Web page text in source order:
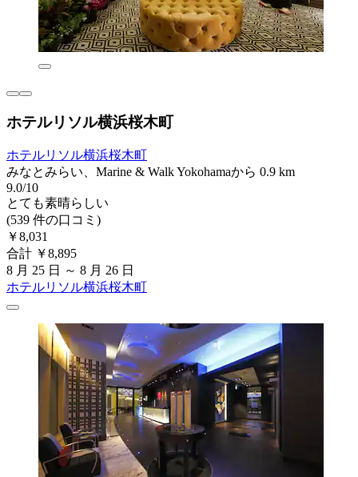
ホテルリソル横浜桜木町
ホテルリソル横浜桜木町
みなとみらい、Marine & Walk Yokohamaから 0.9 km
9.0/10
とても素晴らしい
(539 件の口コミ)
￥8,031
合計 ￥8,895
8 月 25 日 ～ 8 月 26 日
ホテルリソル横浜桜木町